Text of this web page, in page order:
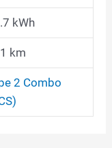
kWh
km
2 Combo